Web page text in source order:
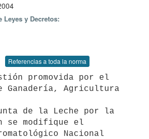
Leyes y Decretos:
Referencias a toda la norma
promovida por el
Ganadería, Agricultura
de la Leche por la
se modifique el
Nacional